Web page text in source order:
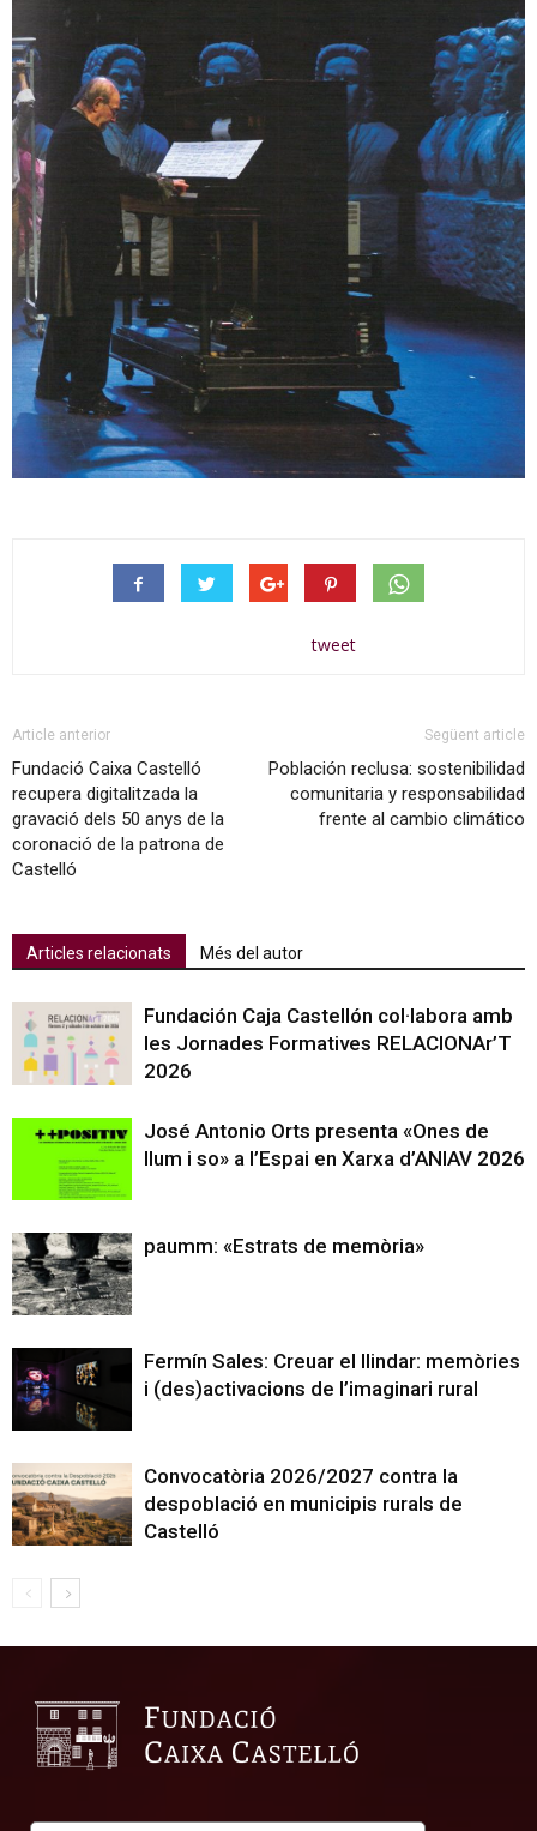
tweet
Article anterior
Fundació Caixa Castelló
recupera digitalitzada la
gravació dels 50 anys de la
coronació de la patrona de
Castelló
Següent article
Población reclusa: sostenibilidad
comunitaria y responsabilidad
frente al cambio climático
Articles relacionats Més del autor
Fundación Caja Castellón col·labora amb
les Jornades Formatives RELACIONAr’T
2026
José Antonio Orts presenta «Ones de
llum i so» a l’Espai en Xarxa d’ANIAV 2026
paumm: «Estrats de memòria»
Fermín Sales: Creuar el llindar: memòries
i (des)activacions de l’imaginari rural
Convocatòria 2026/2027 contra la
despoblació en municipis rurals de
Castelló